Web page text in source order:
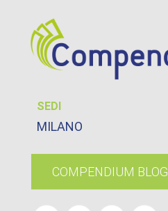
SEDI
MILANO
COMPENDIUM BLOG